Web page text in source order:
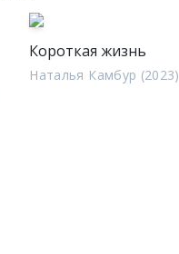
Короткая жизнь
Наталья Камбур (2023)